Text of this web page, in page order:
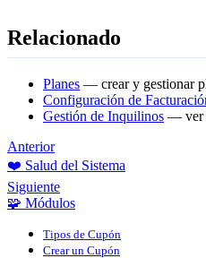
Relacionado
Planes — crear y gestionar
Configuración de
Gestión de Inquilinos — ver
Anterior
❤️ Salud del Sistema
Siguiente
🧩 Módulos
Tipos de Cupón
Crear un Cupón